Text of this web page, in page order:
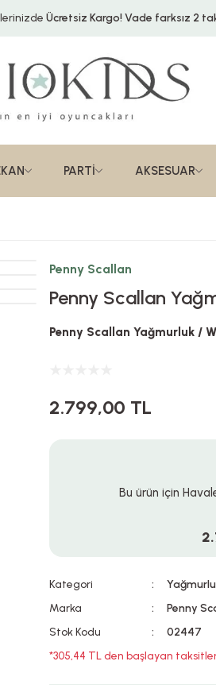
Ücretsiz Kargo!Vade farksız 2
PARTİ AKSESUAR
Penny Scallan
Penny Scallan
Penny Scallan Yağmurluk /
2.799,00 TL
Bu ürün için
Kategori
Marka
Penny
Stok Kodu
02447
*305,44 TL den başlayan